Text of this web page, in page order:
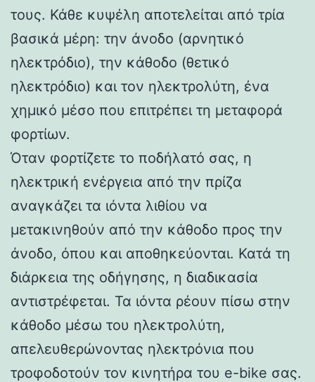
τους. Κάθε κυψέλη αποτελείται από τρία
βασικά μέρη: την άνοδο (αρνητικό
ηλεκτρόδιο), την κάθοδο (θετικό
ηλεκτρόδιο) και τον ηλεκτρολύτη, ένα
χημικό μέσο που επιτρέπει τη μεταφορά
φορτίων.
Όταν φορτίζετε το ποδήλατό σας, η
ηλεκτρική ενέργεια από την πρίζα
αναγκάζει τα ιόντα λιθίου να
μετακινηθούν από την κάθοδο προς την
άνοδο, όπου και αποθηκεύονται. Κατά τη
διάρκεια της οδήγησης, η διαδικασία
αντιστρέφεται. Τα ιόντα ρέουν πίσω στην
κάθοδο μέσω του ηλεκτρολύτη,
απελευθερώνοντας ηλεκτρόνια που
τροφοδοτούν τον κινητήρα του e-bike σας.